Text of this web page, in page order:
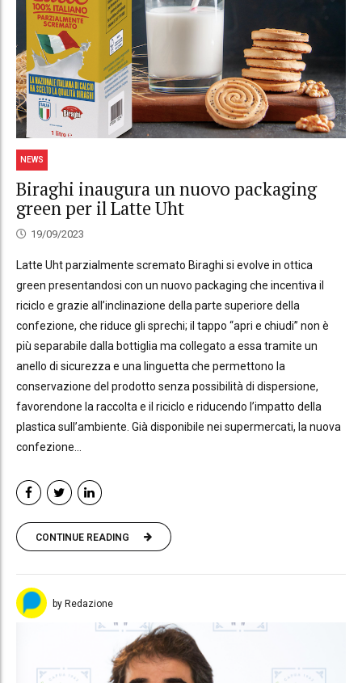
NEWS
Biraghi inaugura un nuovo packaging
green per il Latte Uht
19/09/2023
Latte Uht parzialmente scremato Biraghi si evolve in ottica
green presentandosi con un nuovo packaging che incentiva il
riciclo e grazie all’inclinazione della parte superiore della
confezione, che riduce gli sprechi; il tappo “apri e chiudi” non è
più separabile dalla bottiglia ma collegato a essa tramite un
anello di sicurezza e una linguetta che permettono la
conservazione del prodotto senza possibilità di dispersione,
favorendone la raccolta e il riciclo e riducendo l’impatto della
plastica sull’ambiente. Già disponibile nei supermercati, la nuova
confezione...
CONTINUE READING
by Redazione